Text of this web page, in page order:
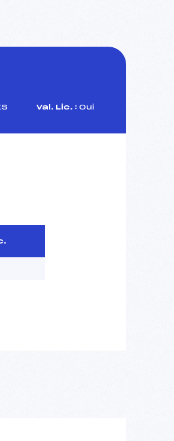
Val. Lic. : Oui